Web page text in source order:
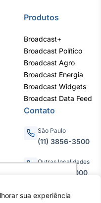
sua experiência
Produtos
Broadcast+
Broadcast Político
Broadcast Agro
Broadcast Energia
Broadcast Widgets
Broadcast Data Feed
Contato
São Paulo
(11) 3856-3500
Outras localidades
0800.011.3000